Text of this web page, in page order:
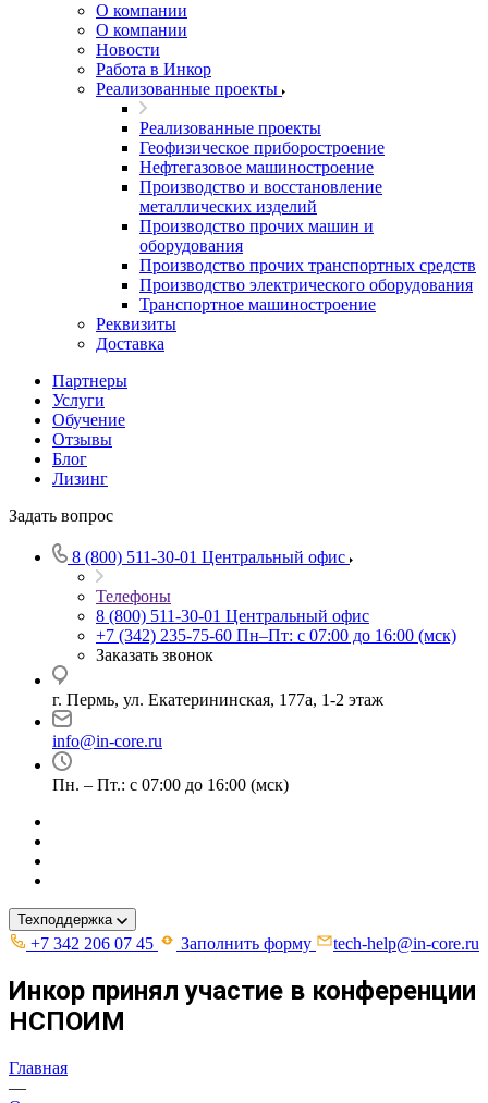
О компании
О компании
Новости
Работа в Инкор
Реализованные проекты
Реализованные проекты
Геофизическое приборостроение
Нефтегазовое машиностроение
Производство и восстановление
металлических изделий
Производство прочих машин и
оборудования
Производство прочих транспортных средств
Производство электрического оборудования
Транспортное машиностроение
Реквизиты
Доставка
Партнеры
Услуги
Обучение
Отзывы
Блог
Лизинг
Задать вопрос
8 (800) 511-30-01 Центральный офис
Телефоны
8 (800) 511-30-01 Центральный офис
+7 (342) 235-75-60 Пн–Пт: с 07:00 до 16:00 (мск)
Заказать звонок
г. Пермь, ул. ​Екатерининская, 177а, ​1-2 этаж
info@in-core.ru
Пн. – Пт.: с 07:00 до 16:00 (мск)
Техподдержка
+7 342 206 07 45 Заполнить форму tech-help@in-core.ru
Инкор принял участие в конференции
НСПОИМ
Главная
—